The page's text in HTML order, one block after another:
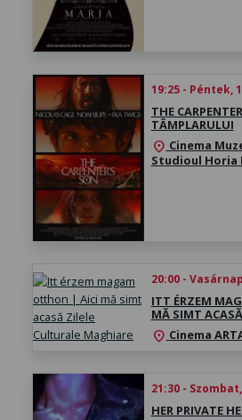
19:25 - Péntek,
THE
TÂMPLARULUI
location_on Cinema
Studioul Horia
20:00 -
ITT ÉRZEM
MĂ SIMT ACASĂ
location_on Cinema
21:30 -
HER PRIVATE